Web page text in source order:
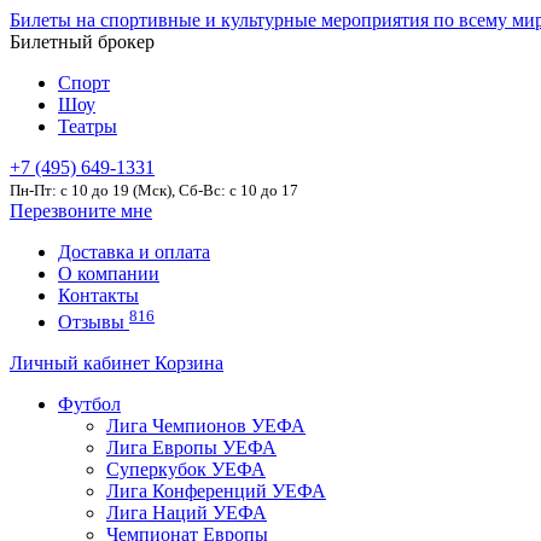
Билеты на спортивные и культурные мероприятия по всему
Билетный брокер
Спорт
Шоу
Театры
+7 (495) 649-1331
Пн-Пт: c 10 до 19 (Мск), Сб-Вс: с 10 до 17
Перезвоните мне
Доставка и оплата
О компании
Контакты
Отзывы 816
Личный кабинет Корзина
Футбол
Лига Чемпионов УЕФА
Лига Европы УЕФА
Суперкубок УЕФА
Лига Конференций УЕФА
Лига Наций УЕФА
Чемпионат Европы